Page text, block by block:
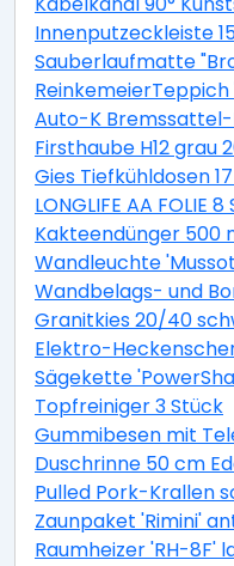
Innenputzeckleiste
Sauberlaufmatte
ReinkemeierTeppich
Auto-K
Firsthaube H12 grau
Gies Tiefkühldosen
LONGLIFE AA FOLIE
Kakteendünger 500
Wandleuchte
Wandbelags- und
Granitkies 20/40
Elektro-
Sägekette
Topfreiniger 3 Stück
Gummibesen mit
Duschrinne 50 cm
Pulled Pork-Krallen
Zaunpaket 'Rimini'
Raumheizer 'RH-8F'